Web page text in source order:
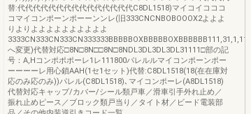
替:代代代代代代代代代代代代代代代C8DL1518)マイコイコココ
コマイコンポーンポーーンンレ(旧333CNCNBOBOOOX2よよよ
りよりよよよよよよよよよよ
へ変更)代替対応□8N□8N□□8N□8NDL3DL3DL3DL31111□部の記
号：A,Hコンポポポーレ1レ111800パレルルマイコンポーンポー
ーーーーレ用心鎖AAH(1セ1セット)代替:C8DL1518(18(在在庫対
応のみ応のみ))パレル(C8DL1518)､マイコンポーレ(A8DL1518)
代替対応キャップ/カバー/シール類戸車／滑車引手外れ止め／
振れ止めピース／ブロック類戸当り／タイト材／ビード電装部